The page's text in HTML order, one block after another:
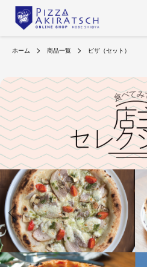
ホーム 商品一覧 ピザ（セット）